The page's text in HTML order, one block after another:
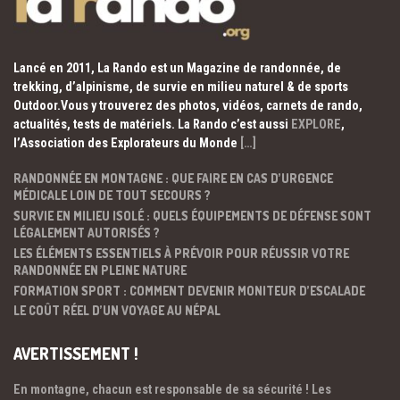
Lancé en 2011, La Rando est un Magazine de randonnée, de
trekking, d’alpinisme, de survie en milieu naturel & de sports
Outdoor.Vous y trouverez des photos, vidéos, carnets de rando,
actualités, tests de matériels. La Rando c’est aussi EXPLORE,
l’Association des Explorateurs du Monde […]
RANDONNÉE EN MONTAGNE : QUE FAIRE EN CAS D’URGENCE
MÉDICALE LOIN DE TOUT SECOURS ?
SURVIE EN MILIEU ISOLÉ : QUELS ÉQUIPEMENTS DE DÉFENSE SONT
LÉGALEMENT AUTORISÉS ?
LES ÉLÉMENTS ESSENTIELS À PRÉVOIR POUR RÉUSSIR VOTRE
RANDONNÉE EN PLEINE NATURE
FORMATION SPORT : COMMENT DEVENIR MONITEUR D’ESCALADE
LE COÛT RÉEL D’UN VOYAGE AU NÉPAL
AVERTISSEMENT !
En montagne, chacun est responsable de sa sécurité ! Les